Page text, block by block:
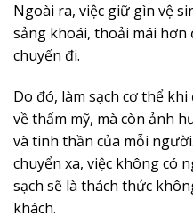
Ngoài ra, việc giữ gìn vệ
sảng khoái, thoải mái
chuyến đi.
Do đó, làm sạch cơ thể
về thẩm mỹ, mà còn ảnh
và tinh thần của mỗi
chuyển xa, việc không có
sạch sẽ là thách thức
khách.